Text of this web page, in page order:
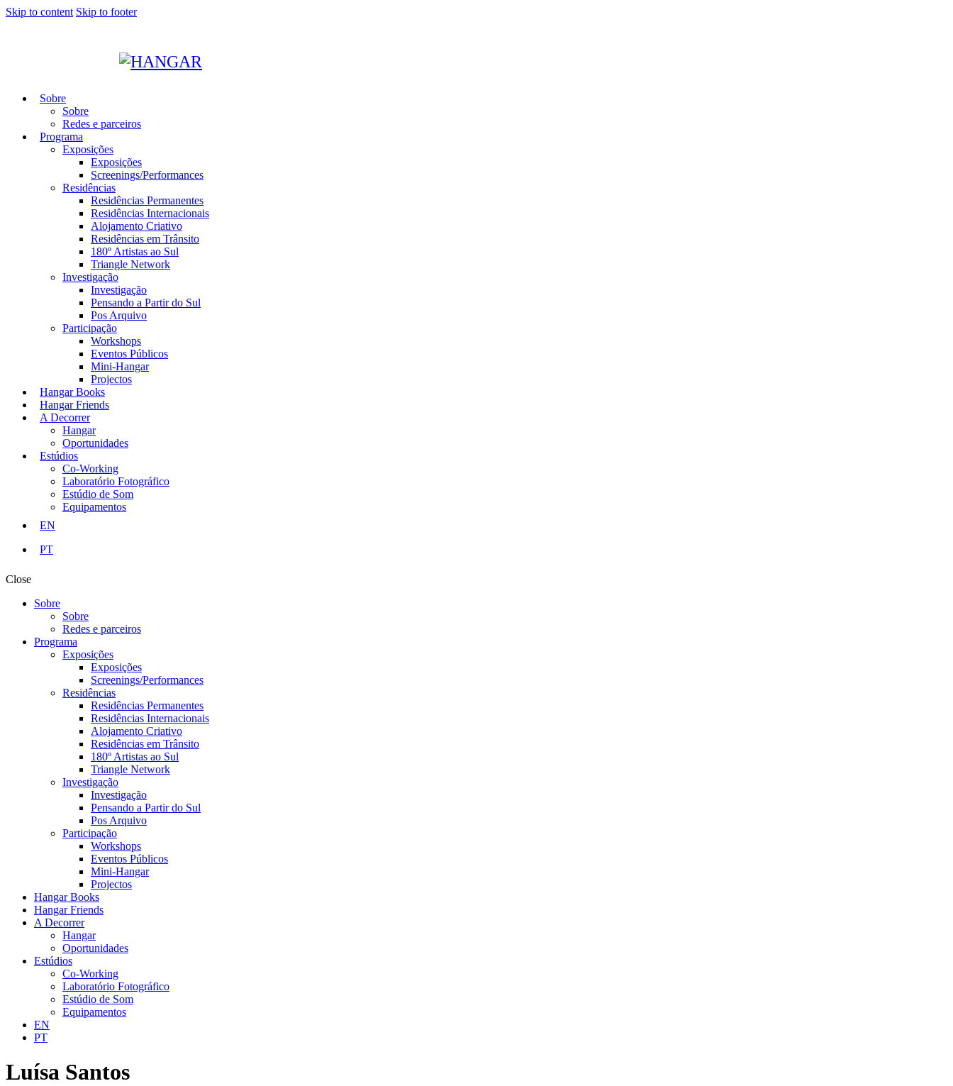
Skip to content Skip to footer
Sobre
Sobre
Redes e parceiros
Programa
Exposições
Exposições
Screenings/Performances
Residências
Residências Permanentes
Residências Internacionais
Alojamento Criativo
Residências em Trânsito
180º Artistas ao Sul
Triangle Network
Investigação
Investigação
Pensando a Partir do Sul
Pos Arquivo
Participação
Workshops
Eventos Públicos
Mini-Hangar
Projectos
Hangar Books
Hangar Friends
A Decorrer
Hangar
Oportunidades
Estúdios
Co-Working
Laboratório Fotográfico
Estúdio de Som
Equipamentos
EN
PT
Close
Sobre
Sobre
Redes e parceiros
Programa
Exposições
Exposições
Screenings/Performances
Residências
Residências Permanentes
Residências Internacionais
Alojamento Criativo
Residências em Trânsito
180º Artistas ao Sul
Triangle Network
Investigação
Investigação
Pensando a Partir do Sul
Pos Arquivo
Participação
Workshops
Eventos Públicos
Mini-Hangar
Projectos
Hangar Books
Hangar Friends
A Decorrer
Hangar
Oportunidades
Estúdios
Co-Working
Laboratório Fotográfico
Estúdio de Som
Equipamentos
EN
PT
Luísa Santos